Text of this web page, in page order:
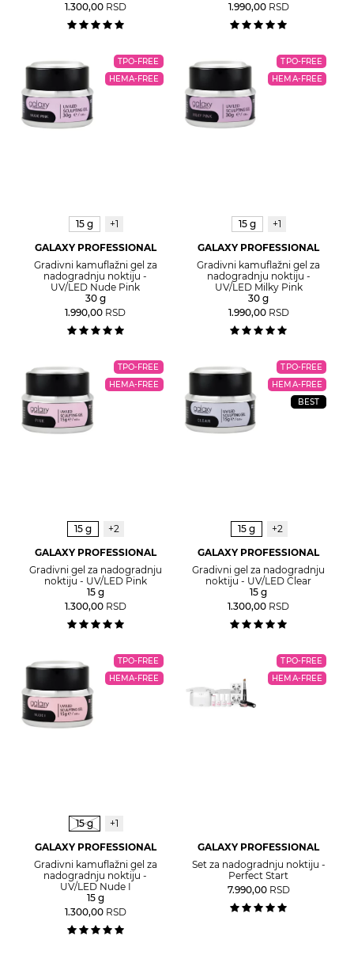
1.300,00 RSD
1.990,00 RSD
TPO-FREE
HEMA-FREE
15 g
+1
GALAXY PROFESSIONAL
Gradivni kamuflažni gel za
nadogradnju noktiju -
UV/LED Nude Pink
30 g
1.990,00 RSD
TPO-FREE
HEMA-FREE
15 g
+1
GALAXY PROFESSIONAL
Gradivni kamuflažni gel za
nadogradnju noktiju -
UV/LED Milky Pink
30 g
1.990,00 RSD
TPO-FREE
HEMA-FREE
15 g
+2
GALAXY PROFESSIONAL
Gradivni gel za nadogradnju
noktiju - UV/LED Pink
15 g
1.300,00 RSD
TPO-FREE
HEMA-FREE
BEST
15 g
+2
GALAXY PROFESSIONAL
Gradivni gel za nadogradnju
noktiju - UV/LED Clear
15 g
1.300,00 RSD
TPO-FREE
HEMA-FREE
15 g
+1
GALAXY PROFESSIONAL
Gradivni kamuflažni gel za
nadogradnju noktiju -
UV/LED Nude I
15 g
1.300,00 RSD
TPO-FREE
HEMA-FREE
GALAXY PROFESSIONAL
Set za nadogradnju noktiju -
Perfect Start
7.990,00 RSD